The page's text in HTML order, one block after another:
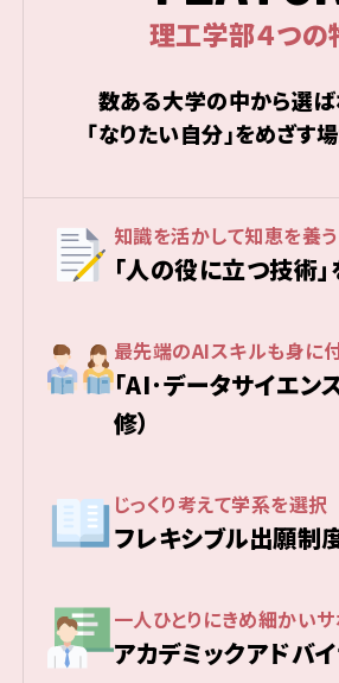
理工学部４つの
数ある大学の中から選ば
「なりたい自分」をめざす
知識を活かして知恵を養う
「人の役に立つ技術
最先端のAIスキルも身に
「AI･データサイエン
修）
じっくり考えて学系を選択
フレキシブル出願制
一人ひとりにきめ細かいサ
アカデミックアドバ